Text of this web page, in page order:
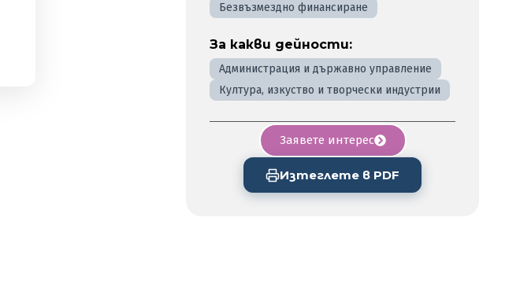
Безвъзмездно финансиране
За какви дейности:
Администрация и държавно управление
Култура, изкуство и творчески индустрии
Заявете интерес
Изтеглете в PDF